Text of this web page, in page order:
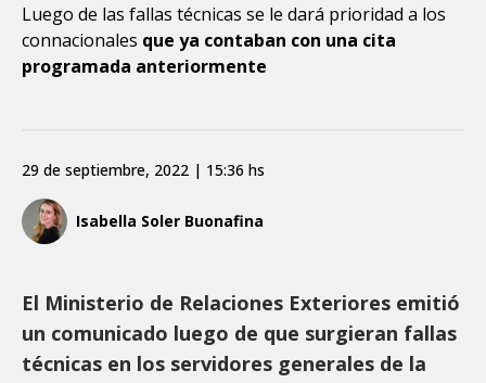
Luego de las fallas técnicas se le dará prioridad a los
connacionales que ya contaban con una cita
programada anteriormente
Isabella Soler Buonafina
29 de septiembre, 2022 | 15:36 hs
El Ministerio de Relaciones Exteriores emitió
un comunicado luego de que surgieran fallas
técnicas en los servidores generales de la